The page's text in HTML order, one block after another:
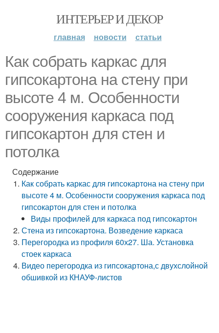
ИНТЕРЬЕР И ДЕКОР
главная новости статьи
Как собрать каркас для
гипсокартона на стену при
высоте 4 м. Особенности
сооружения каркаса под
гипсокартон для стен и
потолка
Содержание
Как собрать каркас для гипсокартона на стену при
высоте 4 м. Особенности сооружения каркаса под
гипсокартон для стен и потолка
Виды профилей для каркаса под гипсокартон
Стена из гипсокартона. Возведение каркаса
Перегородка из профиля 60х27. Ша. Установка
стоек каркаса
Видео перегородка из гипсокартона,с двухслойной
обшивкой из КНАУФ-листов